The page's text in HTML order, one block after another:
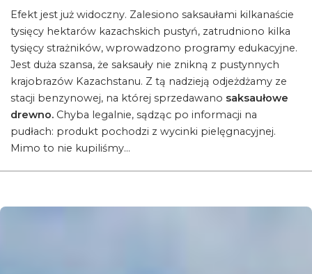
Efekt jest już widoczny. Zalesiono saksaułami kilkanaście
tysięcy hektarów kazachskich pustyń, zatrudniono kilka
tysięcy strażników, wprowadzono programy edukacyjne.
Jest duża szansa, że saksauły nie znikną z pustynnych
krajobrazów Kazachstanu. Z tą nadzieją odjeżdżamy ze
stacji benzynowej, na której sprzedawano saksaułowe
drewno. Chyba legalnie, sądząc po informacji na
pudłach: produkt pochodzi z wycinki pielęgnacyjnej.
Mimo to nie kupiliśmy…